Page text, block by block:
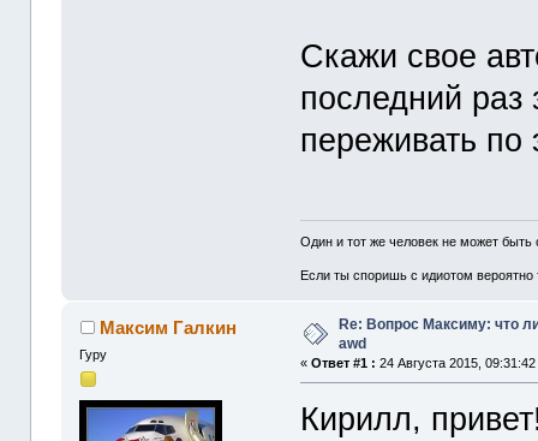
Скажи свое
последний раз
переживать по
Один и тот же человек не может
Если ты споришь с идиотом вероятно
Максим Галкин
Гуру
Re: Вопрос Максиму: что
awd
«Ответ #1 : 24 Августа 2015, 09:31:42
Кирилл,